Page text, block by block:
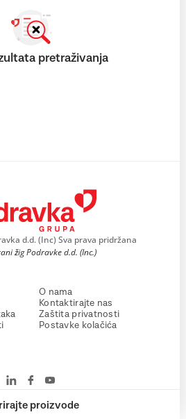
proizvode
pretraživanja
d.d. (Inc) Sva prava pridržana
žig Podravke d.d. (Inc.)
O nama
Kontaktirajte nas
Zaštita privatnosti
Postavke kolačića